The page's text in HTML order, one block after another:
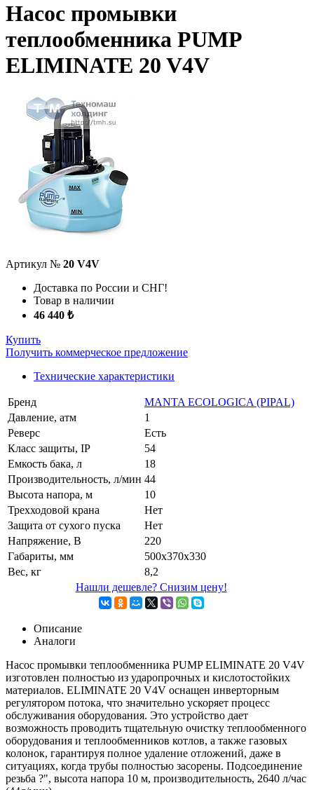
Насос промывки
теплообменника PUMP
ELIMINATE 20 V4V
Артикул № 20 V4V
Доставка по России и СНГ!
Товар в наличии
46 440 ₺
Купить
Получить коммерческое предложение
Технические характеристики
Бренд
MANTA ECOLOGICA (PIPAL)
Давление, атм
1
Реверс
Есть
Класс защиты, IP
54
Емкость бака, л
18
Производительность, л/мин 44
Высота напора, м
10
Трехходовой крана
Нет
Защита от сухого пуска
Нет
Напряжение, В
220
Габариты, мм
500х370х330
Вес, кг
8,2
Нашли дешевле? Снизим цену!
Описание
Аналоги
Насос промывки теплообменника PUMP ELIMINATE 20 V4V
изготовлен полностью из ударопрочных и кислотостойких
материалов. ELIMINATE 20 V4V оснащен инверторным
регулятором потока, что значительно ускоряет процесс
обслуживания оборудования. Это устройство дает
возможность проводить тщательную очистку теплообменного
оборудования и теплообменников котлов, а также газовых
колонок, гарантируя полное удаление отложений, даже в
ситуациях, когда трубы полностью засорены. Подсоединение
резьба ?", высота напора 10 м, производительность, 2640 л/час